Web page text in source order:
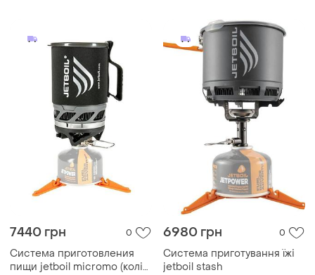
7440 грн 0
Система приготовления
пищи jetboil micromo (колір
6980 грн 0
Система приготування їжі
jetboil stash